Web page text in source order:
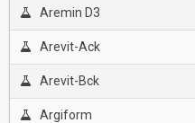
Aremin D3
Arevit-Ack
Arevit-Bck
Argiform